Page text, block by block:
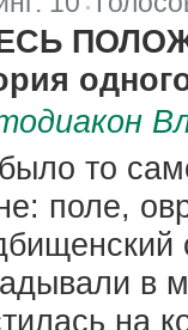
то
поле,
в
на